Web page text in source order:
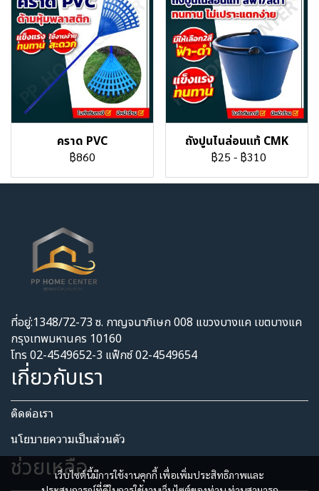
คราด PVC
฿860
ถังปูนไนล่อนแท้ CMK
฿25 - ฿310
เว็บไซต์นี้มีการใช้งานคุกกี้ เพื่อเพิ่มประสิทธิภาพและ
ที่อยู่:1348/72-73 ซ. กาญจนาภิเษก 008 แขวงบางแค เขตบางแค
กรุงเทพมหานคร 10160
โทร 02-4549652-3 แฟ็กซ์ 02-4549654
เกี่ยวกับเรา
ติดต่อเรา
นโยบายความเป็นส่วนตัว​
ช่วยเหลือ